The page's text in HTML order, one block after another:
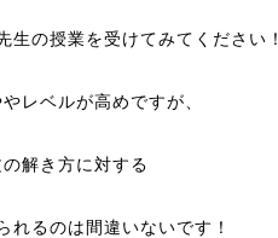
生の授業を受けてみてください！
レベルが高めですが、
解き方に対する
れるのは間違いないです！